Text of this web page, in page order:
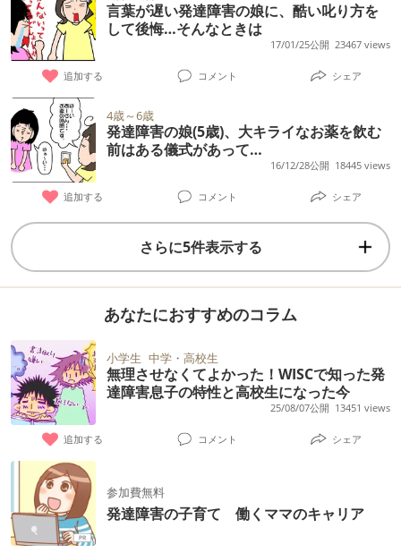
言葉が遅い発達障害の娘に、酷い叱り方を
して後悔…そんなときは
17/01/25公開 23467 views
追加する コメント シェア
4歳～6歳
発達障害の娘(5歳)、大キライなお薬を飲む
前はある儀式があって…
16/12/28公開 18445 views
追加する コメント シェア
さらに5件表示する
あなたにおすすめのコラム
小学生 中学・高校生
無理させなくてよかった！WISCで知った発
達障害息子の特性と高校生になった今
25/08/07公開 13451 views
追加する コメント シェア
参加費無料
発達障害の子育て 働くママのキャリア